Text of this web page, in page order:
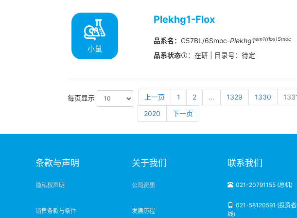
小鼠
Plekhg1-Flox
品系名： C57BL/6Smoc-Plekhg1em1(flox)Smoc
品系状态 ：在研 | 目录号：待定
每页显示 上一页 1 2 ... 1329 1330
2020
下一页
条款与声明
隐私权声明
销售条款与条件
关于我们
公司资质
发展历程
联系我们
021-20791155 (总机)
021-58120591 (投资
线)